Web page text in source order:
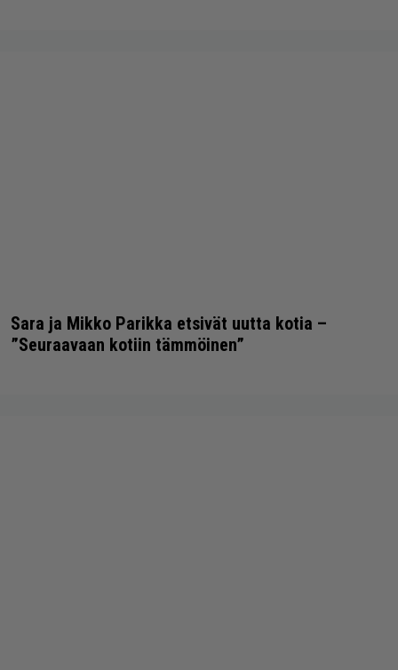
Sara ja Mikko Parikka etsivät uutta kotia –
”Seuraavaan kotiin tämmöinen”